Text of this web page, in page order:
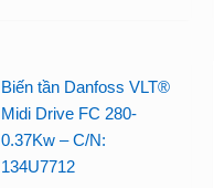
Biến tần Danfoss VLT®
Midi Drive FC 280-
0.37Kw – C/N:
134U7712